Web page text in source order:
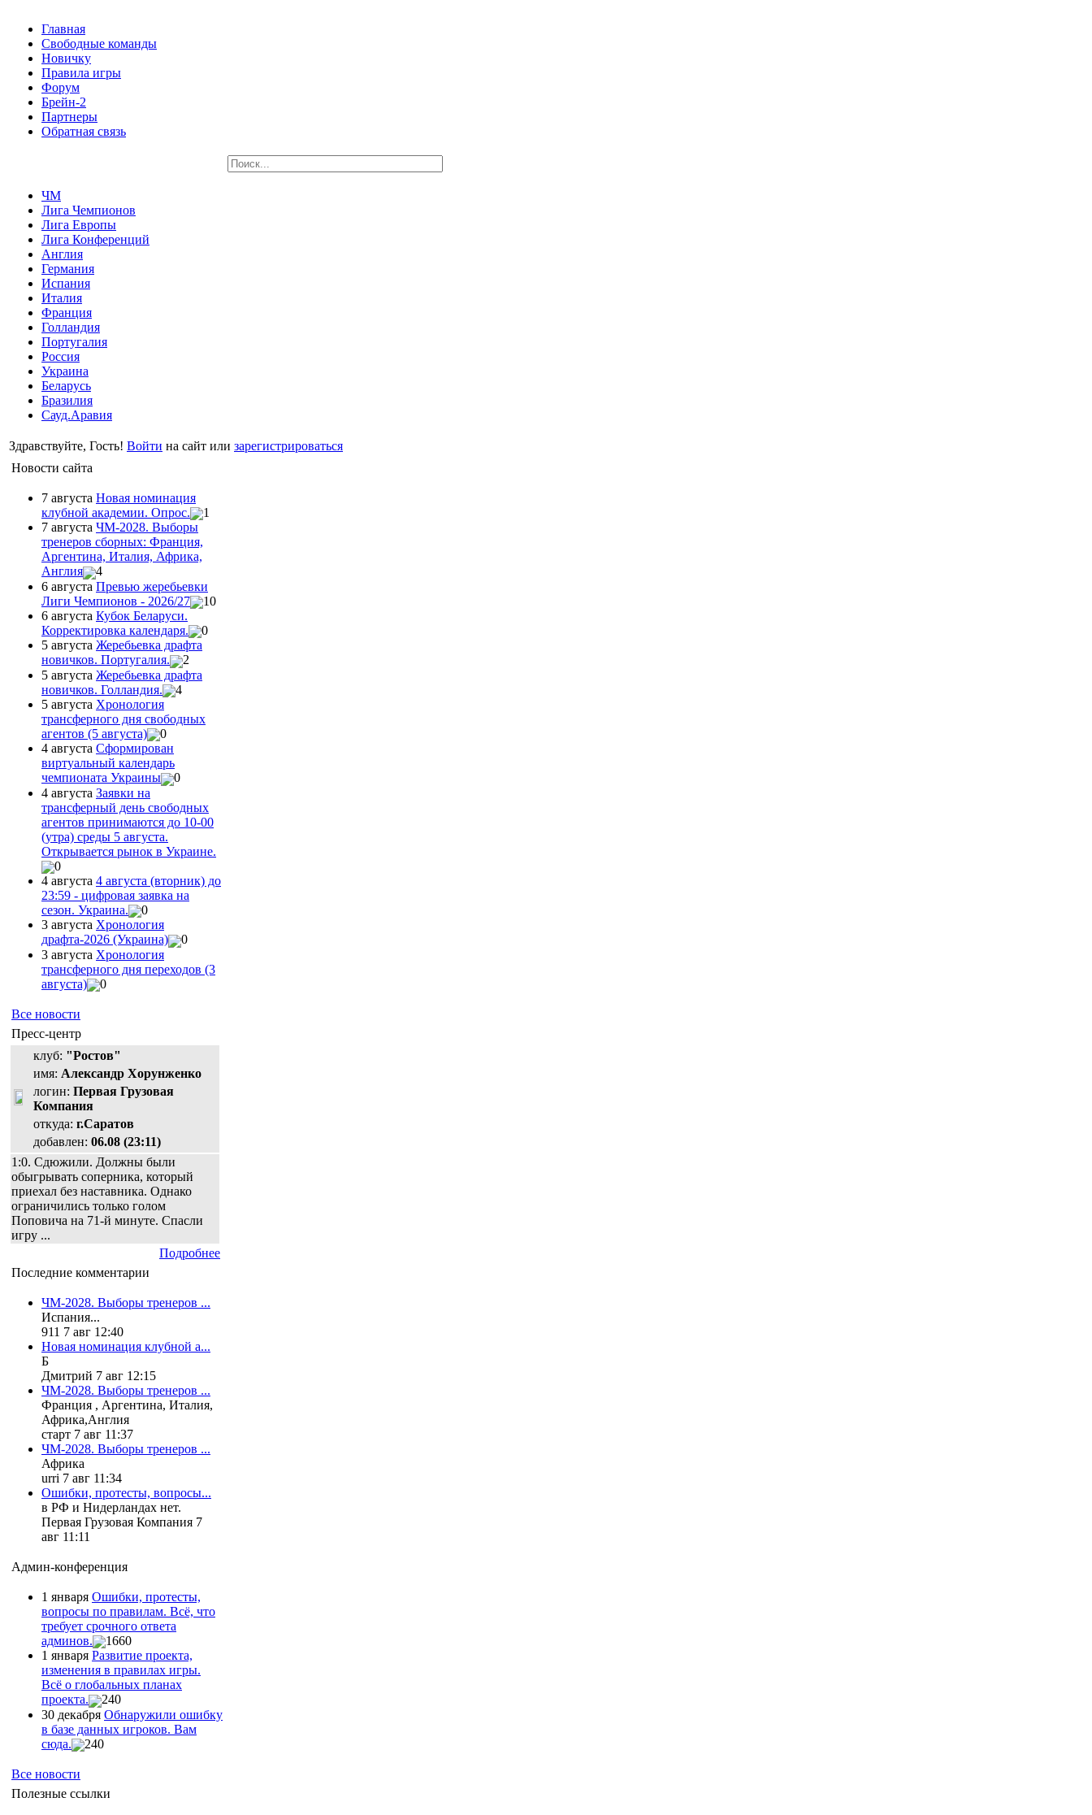
Главная
Свободные команды
Новичку
Правила игры
Форум
Брейн-2
Партнеры
Обратная связь
ЧМ
Лига Чемпионов
Лига Европы
Лига Конференций
Англия
Германия
Испания
Италия
Франция
Голландия
Португалия
Россия
Украина
Беларусь
Бразилия
Сауд.Аравия
Здравствуйте, Гость! Войти на сайт или зарегистрироваться
Новости сайта
7 августа Новая номинация
клубной академии. Опрос.
1
7 августа ЧМ-2028. Выборы
тренеров сборных: Франция,
Аргентина, Италия, Африка,
Англия
4
6 августа Превью жеребьевки
Лиги Чемпионов - 2026/27
10
6 августа Кубок Беларуси.
Корректировка календаря.
0
5 августа Жеребьевка драфта
новичков. Португалия.
2
5 августа Жеребьевка драфта
новичков. Голландия.
4
5 августа Хронология
трансферного дня свободных
агентов (5 августа)
0
4 августа Сформирован
виртуальный календарь
чемпионата Украины
0
4 августа Заявки на
трансферный день свободных
агентов принимаются до 10-00
(утра) среды 5 августа.
Открывается рынок в Украине.
0
4 августа 4 августа (вторник) до
23:59 - цифровая заявка на
сезон. Украина.
0
3 августа Хронология
драфта-2026 (Украина)
0
3 августа Хронология
трансферного дня переходов (3
августа)
0
Все новости
Пресс-центр
клуб: "Ростов"
имя: Александр Хорунженко
логин: Первая Грузовая
Компания
откуда: г.Саратов
добавлен: 06.08 (23:11)
1:0. Сдюжили. Должны были
обыгрывать соперника, который
приехал без наставника. Однако
ограничились только голом
Поповича на 71-й минуте. Спасли
игру ...
Подробнее
Последние комментарии
ЧМ-2028. Выборы тренеров ...
Испания...
911 7 авг 12:40
Новая номинация клубной а...
Б
Дмитрий 7 авг 12:15
ЧМ-2028. Выборы тренеров ...
Франция , Аргентина, Италия,
Африка,Англия
старт 7 авг 11:37
ЧМ-2028. Выборы тренеров ...
Африка
urri 7 авг 11:34
Ошибки, протесты, вопросы...
в РФ и Нидерландах нет.
Первая Грузовая Компания 7
авг 11:11
Админ-конференция
1 января Ошибки, протесты,
вопросы по правилам. Всё, что
требует срочного ответа
админов.
1660
1 января Развитие проекта,
изменения в правилах игры.
Всё о глобальных планах
проекта.
240
30 декабря Обнаружили ошибку
в базе данных игроков. Вам
сюда.
240
Все новости
Полезные ссылки